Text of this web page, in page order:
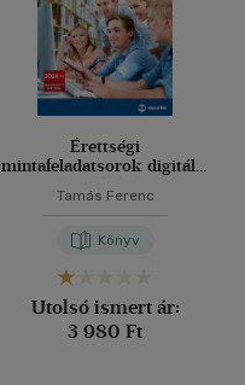
Érettségi
mintafeladatsorok digitális
Tamás Ferenc
Könyv
Utolsó ismert ár:
3 980 Ft